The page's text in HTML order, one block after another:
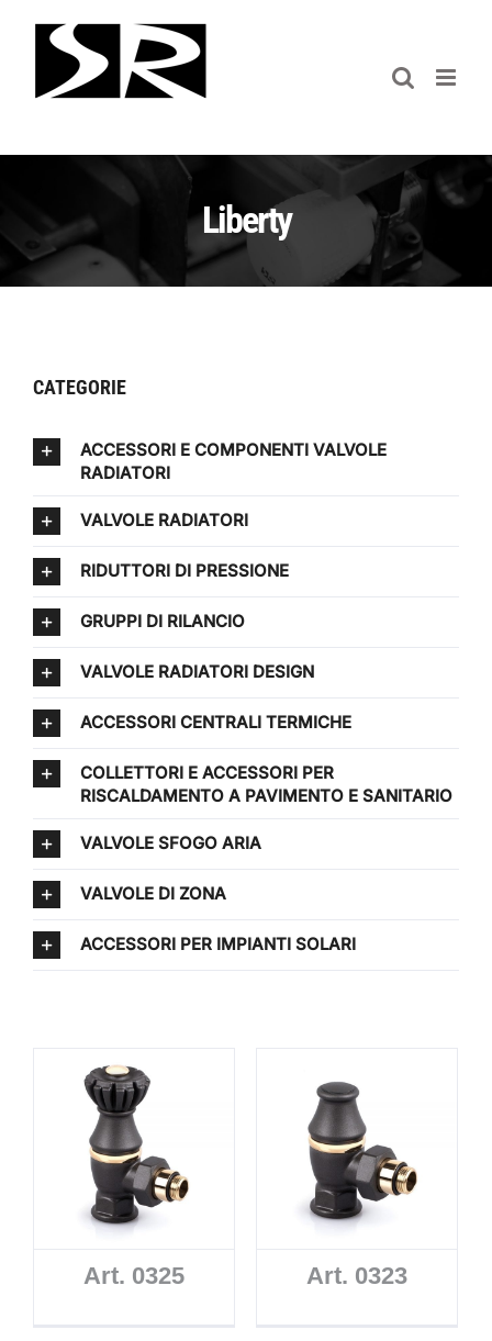
contenuto
Liberty
Art. 0325 Art. 0323
CATEGORIE
ACCESSORI E COMPONENTI VALVOLE
RADIATORI
VALVOLE RADIATORI
RIDUTTORI DI PRESSIONE
GRUPPI DI RILANCIO
VALVOLE RADIATORI DESIGN
ACCESSORI CENTRALI TERMICHE
COLLETTORI E ACCESSORI PER
RISCALDAMENTO A PAVIMENTO E SANITARIO
VALVOLE SFOGO ARIA
VALVOLE DI ZONA
ACCESSORI PER IMPIANTI SOLARI